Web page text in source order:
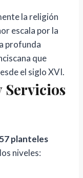
la religión
escala por la
profunda
que
el siglo XVI.
57 planteles
niveles: